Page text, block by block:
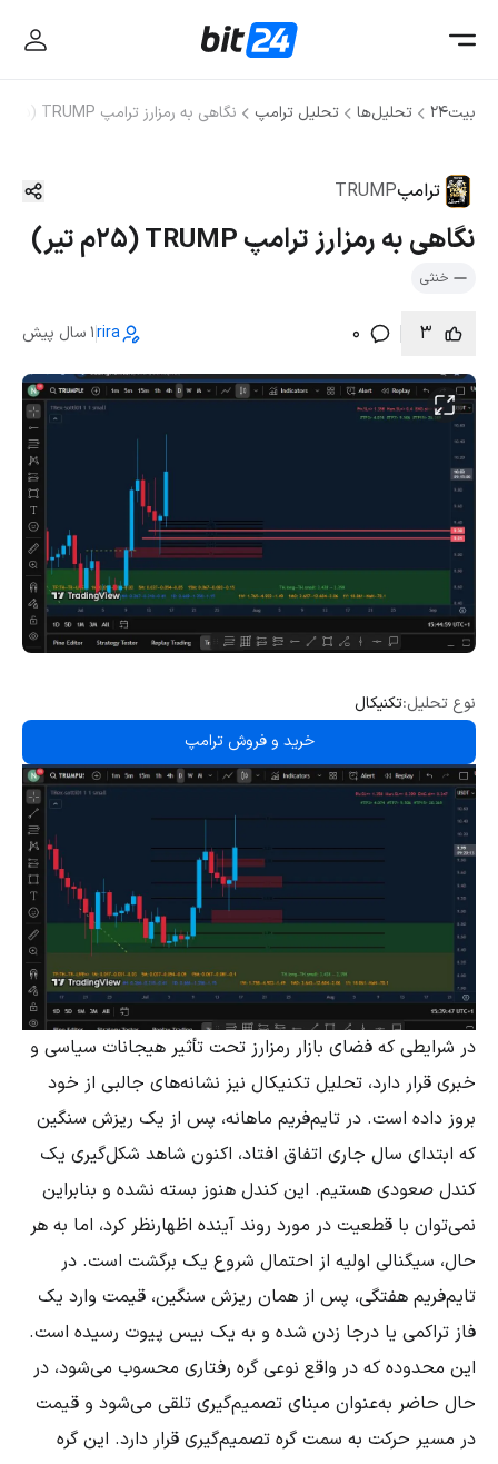
بیت۲۴ تحلیل‌ها تحلیل ترامپ نگاهی به رمزارز ترامپ TRUMP (۲۵م تیر)
ترامپTRUMP
نگاهی به رمزارز ترامپ TRUMP (۲۵م تیر)
خنثی
3
0
rira1 سال پیش
نوع تحلیل:تکنیکال
خرید و فروش ترامپ
امروز چهارشنبه ۱۶ ژوئیه ۲۰۲۵، رمزارز ترامپ با قیمت ۱۰.۰۲ دلار معامله می‌شود. این عدد نسبت به روز گذشته افزایشی قابل توجه را نشان می‌دهد و به‌نظر می‌رسد تحت تاثیر اخبار اقتصادی روز و تحولات سیاسی، سرمایه‌گذاران مجدداً به این پروژه توجه نشان داده‌اند. در روزهای اخیر، فضای بازار رمزارزها با نوسانات زیادی همراه بوده که عمدتاً ناشی از جلسات بررسی لوایح موسوم به "Crypto Week" در کنگره آمریکا است؛ سه لایحه مهم با عنوان‌های Genius Act، Clarity Act و CBDC Ban در دست بررسی هستند و ورود دونالد ترامپ به این جریان از طریق دیدارهای سیاسی و رسانه‌ای، بار دیگر رمزارز وابسته به نام او را در کانون توجه قرار داده است. همزمان، نگرانی‌ها درباره حجم عظیم توکن‌هایی که در تاریخ ۱۹ ژوئیه آزاد خواهند شد نیز تأثیر روانی خود را بر بازار گذاشته است. حدود ۵۰۰ میلیون دلار از رمزارز TRUMP در این تاریخ قفل‌گشایی خواهد شد که اگر این حجم وارد بازار شود، می‌تواند باعث فشار فروش و ریزش قیمت شود، مگر اینکه مدیریت پروژه تصمیم به کنترل عرضه بگیرد. تحلیل‌های فاندامنتال نشان می‌دهد که خانواده ترامپ تاکنون درآمد قابل توجهی از این پروژه کسب کرده‌اند و حجم برداشت‌شده از قراردادهای هوشمند، بالغ بر ۳۲۰ میلیون دلار برآورد شده است. از طرفی، این رمزارز به‌طور مستقیم با وجهه سیاسی دونالد ترامپ درآمیخته و باعث شده بسیاری آن را ابزاری برای تبلیغات و اعمال قدرت رسانه‌ای در دوره پیش از انتخابات ریاست‌جمهوری بدانند.
در شرایطی که فضای بازار رمزارز تحت تأثیر هیجانات سیاسی و
خبری قرار دارد، تحلیل تکنیکال نیز نشانه‌های جالبی از خود
بروز داده است. در تایم‌فریم ماهانه، پس از یک ریزش سنگین
که ابتدای سال جاری اتفاق افتاد، اکنون شاهد شکل‌گیری یک
کندل صعودی هستیم. این کندل هنوز بسته نشده و بنابراین
نمی‌توان با قطعیت در مورد روند آینده اظهارنظر کرد، اما به هر
حال، سیگنالی اولیه از احتمال شروع یک برگشت است. در
تایم‌فریم هفتگی، پس از همان ریزش سنگین، قیمت وارد یک
فاز تراکمی یا درجا زدن شده و به یک بیس پیوت رسیده است.
این محدوده که در واقع نوعی گره رفتاری محسوب می‌شود، در
حال حاضر به‌عنوان مبنای تصمیم‌گیری تلقی می‌شود و قیمت
در مسیر حرکت به سمت گره تصمیم‌گیری قرار دارد. این گره